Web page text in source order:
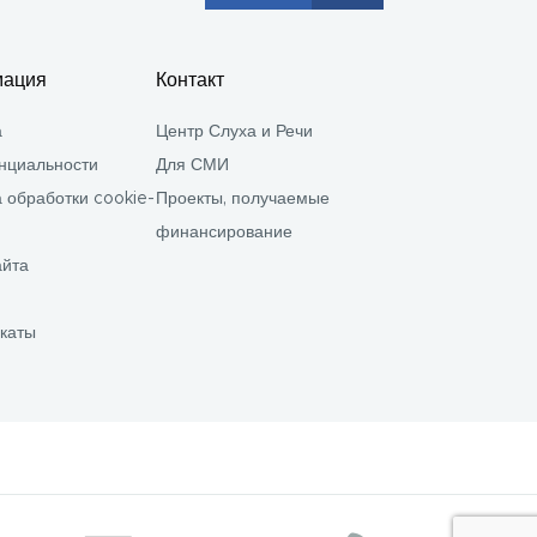
обработки cookie-
Контакт
Центр Слуха и Речи
Для СМИ
Проекты, получаемые
финансирование